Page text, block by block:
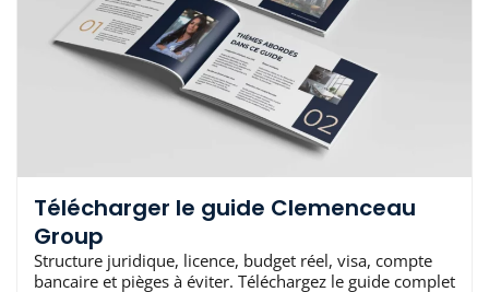
Télécharger le guide Clemenceau
Group
Structure juridique, licence, budget réel, visa, compte
bancaire et pièges à éviter. Téléchargez le guide complet